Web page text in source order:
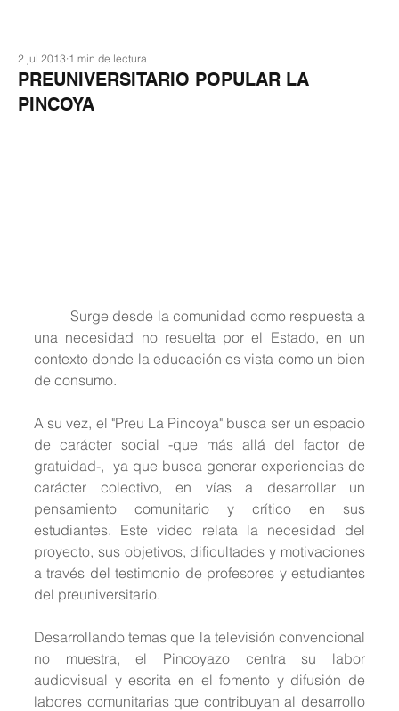
PREUNIVERSITARIO POPULAR LA
PINCOYA
2 jul 2013 1 min de lectura
una necesidad no resuelta por el Estado, en un
contexto donde la educación es vista como un bien
de consumo.
A su vez, el "Preu La Pincoya" busca ser un espacio
de carácter social -que más allá del factor de
gratuidad-,  ya que busca generar experiencias de
carácter colectivo, en vías a desarrollar un
pensamiento comunitario y crítico en sus
estudiantes. Este video relata la necesidad del
proyecto, sus objetivos, dificultades y motivaciones
a través del testimonio de profesores y estudiantes
del preuniversitario.
Desarrollando temas que la televisión convencional
no muestra, el Pincoyazo centra su labor
audiovisual y escrita en el fomento y difusión de
labores comunitarias que contribuyan al desarrollo